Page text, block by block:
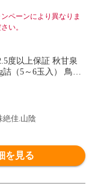
ペーンにより異なりま
い。
度以上保証 秋甘泉
詰（5～6玉入） 鳥取
料（北海道・沖縄を
絶佳.山陰
を見る